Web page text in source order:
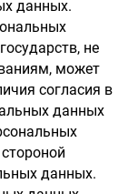
данных.
не
может
согласия в
данных
данных.